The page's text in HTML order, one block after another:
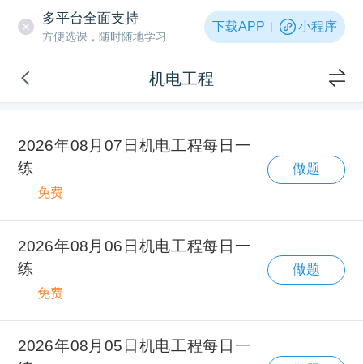
多平台全面支持
方便选课，随时随地学习
下载APP 小程序
机电工程
2026年08月07日机电工程每日一
练
免费
做题
2026年08月06日机电工程每日一
练
免费
做题
2026年08月05日机电工程每日一